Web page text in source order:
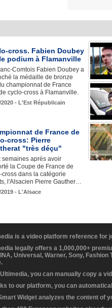
cross. Fabien Doubey
podium à Flamanville
Comtois Fabien Doubey a
la médaille de bronze
championnat de France
cyclo-cross à Flamanville.
2020 - L'Est Républicain
de France de
cross: Pierre
"très déçu"
semaines après avoir
la Coupe de France de
cross dans la catégorie
l'Alsacien Pierre Gauther…
2019 - L'Alsace
is a video platform reference for
legally offers a 1,000,000+
INA, Universal, Warner, Sony,
you can manually copy a
to our platform, you can
Widget analyzes the content of